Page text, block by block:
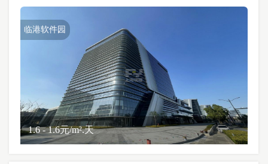
临港软件园
1.6 - 1.6元/m².天